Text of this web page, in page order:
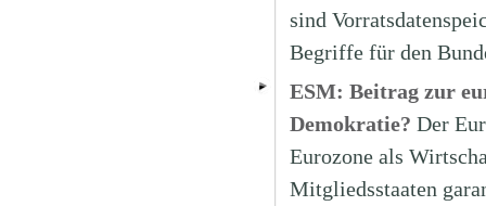
sind
Begriffe für den
ESM: Beitrag zur
Demokratie? Der
Eurozone als
Mitgliedsstaaten